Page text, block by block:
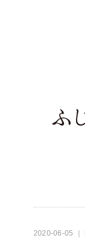
2020-06-05 ｜